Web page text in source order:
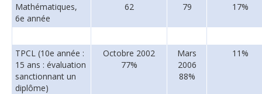
Mathématiques,
6e année
62 79 17%
TPCL (10e année :
15 ans : évaluation
sanctionnant un
diplôme)
Octobre 2002
77%
Mars
2006
88%
11%